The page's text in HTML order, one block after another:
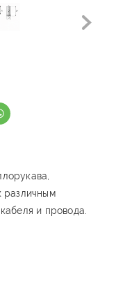
различным
и провода.